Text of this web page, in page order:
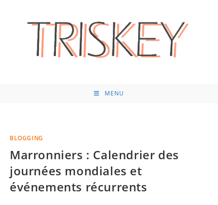
MENU
BLOGGING
Marronniers : Calendrier des
journées mondiales et
événements récurrents